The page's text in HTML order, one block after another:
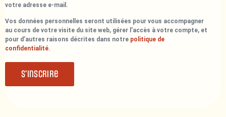
votre adresse e-mail.
Vos données personnelles seront utilisées pour vous accompagner
au cours de votre visite du site web, gérer l’accès à votre compte, et
pour d’autres raisons décrites dans notre politique de
confidentialité.
S’inscrire